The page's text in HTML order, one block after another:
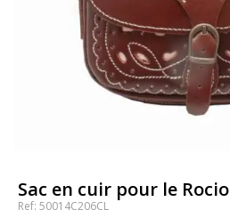
Sac en cuir pour le Rocio
Ref: 50014C206CL